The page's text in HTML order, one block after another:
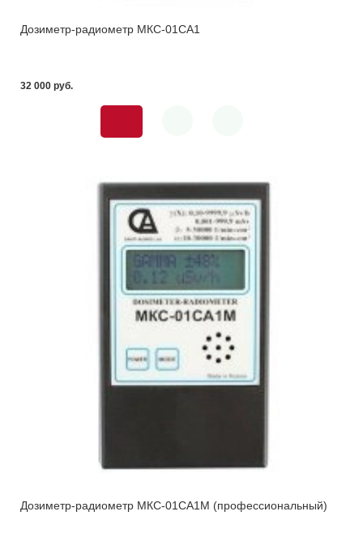
Дозиметр-радиометр МКС-01СА1
32 000 pуб.
Дозиметр-радиометр МКС-01СА1М (профессиональный)